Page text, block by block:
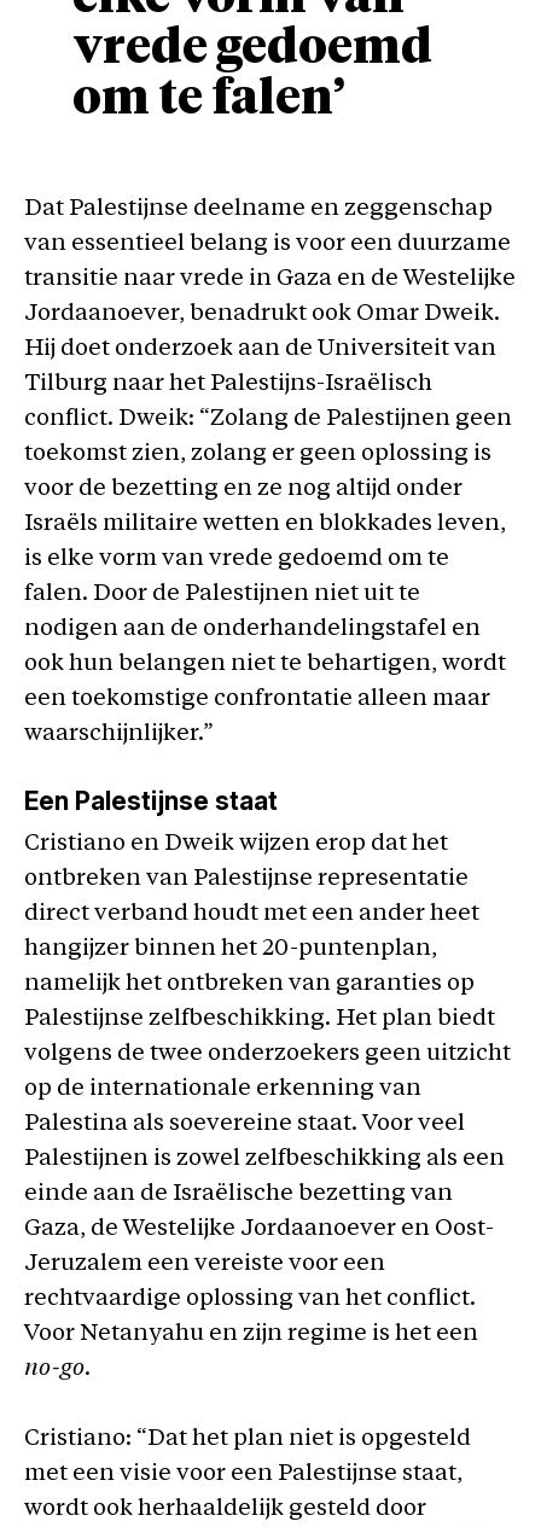
vrede gedoemd
om te falen’
Dat Palestijnse deelname en zeggenschap
van essentieel belang is voor een duurzame
transitie naar vrede in Gaza en de Westelijke
Jordaanoever, benadrukt ook Omar Dweik.
Hij doet onderzoek aan de Universiteit van
Tilburg naar het Palestijns-Israëlisch
conflict. Dweik: “Zolang de Palestijnen geen
toekomst zien, zolang er geen oplossing is
voor de bezetting en ze nog altijd onder
Israëls militaire wetten en blokkades leven,
is elke vorm van vrede gedoemd om te
falen. Door de Palestijnen niet uit te
nodigen aan de onderhandelingstafel en
ook hun belangen niet te behartigen, wordt
een toekomstige confrontatie alleen maar
waarschijnlijker.”
Een Palestijnse staat
Cristiano en Dweik wijzen erop dat het
ontbreken van Palestijnse representatie
direct verband houdt met een ander heet
hangijzer binnen het 20-puntenplan,
namelijk het ontbreken van garanties op
Palestijnse zelfbeschikking. Het plan biedt
volgens de twee onderzoekers geen uitzicht
op de internationale erkenning van
Palestina als soevereine staat. Voor veel
Palestijnen is zowel zelfbeschikking als een
einde aan de Israëlische bezetting van
Gaza, de Westelijke Jordaanoever en Oost-
Jeruzalem een vereiste voor een
rechtvaardige oplossing van het conflict.
Voor Netanyahu en zijn regime is het een
no-go.
Cristiano: “Dat het plan niet is opgesteld
met een visie voor een Palestijnse staat,
wordt ook herhaaldelijk gesteld door